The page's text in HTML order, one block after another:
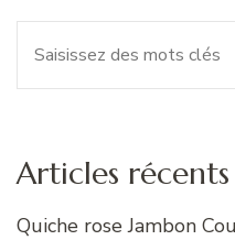
Articles récents
Quiche rose Jambon